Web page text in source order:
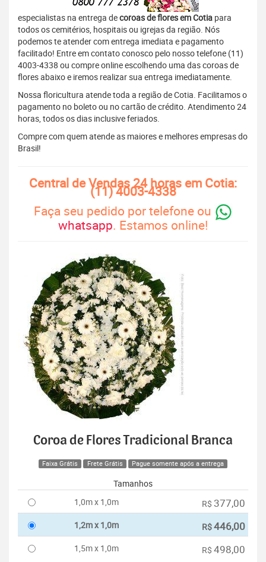
especialistas na entrega decoroas de flores em Cotia para
todos os cemitérios, hospitais ou igrejas da região. Nós
podemos te atender com entrega imediata e pagamento
facilitado! Entre em contato conosco pelo nosso telefone (11)
4003-4338 ou compre online escolhendo uma das coroas de
flores abaixo e iremos realizar sua entrega imediatamente.
Nossa floricultura atende toda a região de Cotia. Facilitamos o
pagamento no boleto ou no cartão de crédito. Atendimento 24
horas, todos os dias inclusive feriados.
Compre com quem atende as maiores e melhores empresas do
Brasil!
Central de Vendas 24 horas em Cotia:
(11) 4003-4338
Faça seu pedido por telefone ou
whatsapp. Estamos online!
Coroa de Flores Tradicional Branca
Faixa Grátis Frete Grátis Pague somente após a entrega
Tamanhos
1,0m x 1,0m
R$ 377,00
1,2m x 1,0m R$446,00
1,5m x 1,0m R$ 498,00